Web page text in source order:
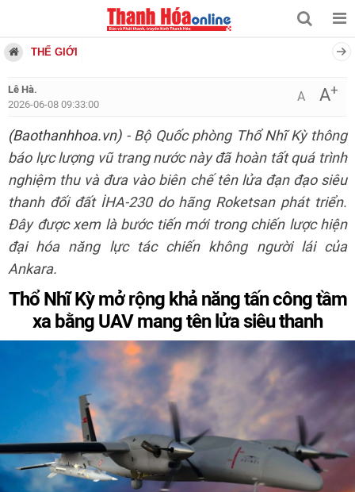
THẾ GIỚI
Lê Hà.
2026-06-08 09:33:00
A A+
(Baothanhhoa.vn)- Bộ Quốc phòng Thổ Nhĩ Kỳ thông
báo lực lượng vũ trang nước này đã hoàn tất quá trình
nghiệm thu và đưa vào biên chế tên lửa đạn đạo siêu
thanh đối đất İHA-230 do hãng Roketsan phát triển.
Đây được xem là bước tiến mới trong chiến lược hiện
đại hóa năng lực tác chiến không người lái của
Ankara.
Thổ Nhĩ Kỳ mở rộng khả năng tấn công tầm
xa bằng UAV mang tên lửa siêu thanh